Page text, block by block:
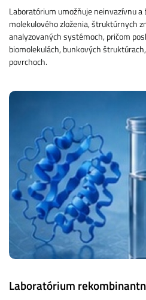
Laboratórium umožňuje neinvazívnu
molekulového zloženia, štruktúrnych
analyzovaných systémoch, pričom
biomolekulách, bunkových
povrchoch.
Laboratórium